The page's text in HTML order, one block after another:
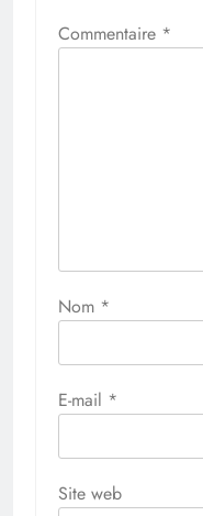
Commentaire *
Nom *
E-mail *
Site web